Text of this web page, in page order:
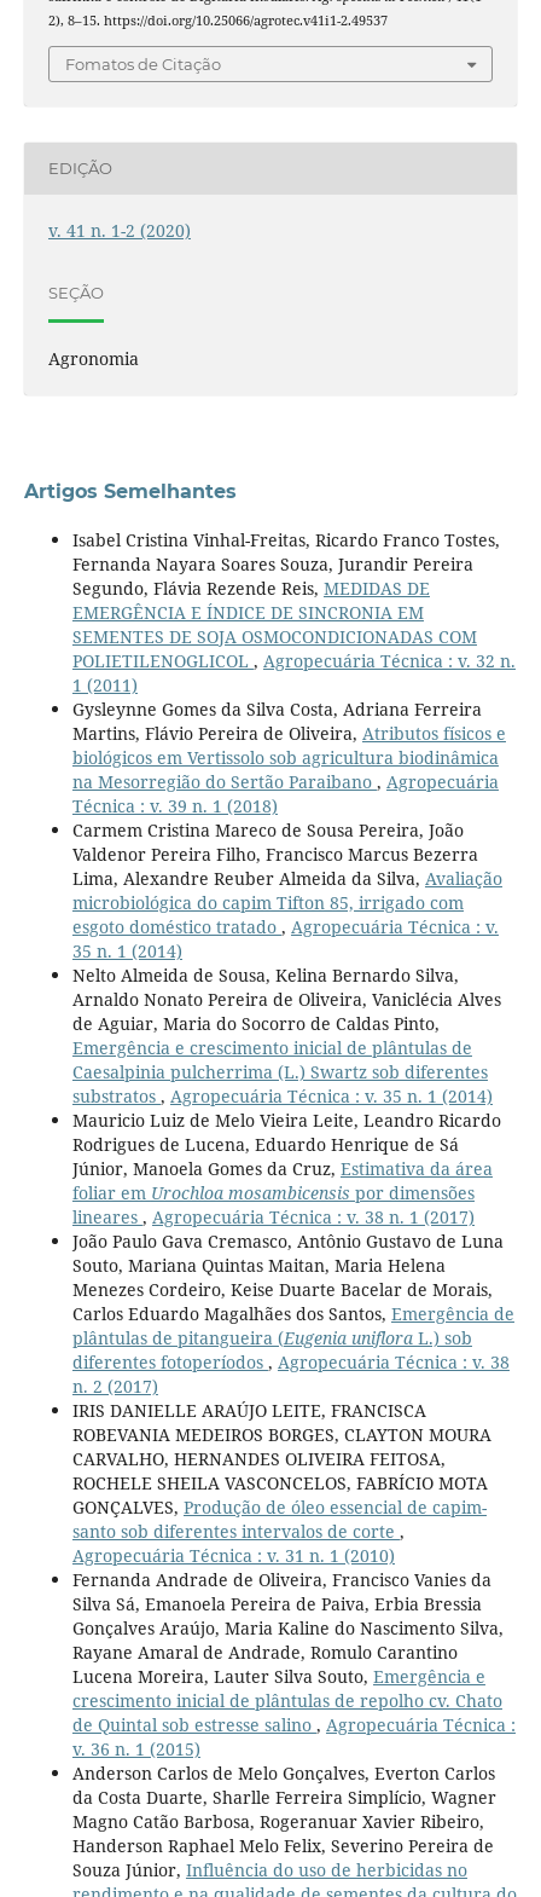
2), 8–15. https://doi.org/10.25066/agrotec.v41i1-2.49537
Fomatos de Citação
EDIÇÃO
v. 41 n. 1-2 (2020)
SEÇÃO
Agronomia
Artigos Semelhantes
Isabel Cristina Vinhal-Freitas, Ricardo Franco Tostes,
Fernanda Nayara Soares Souza, Jurandir Pereira
Segundo, Flávia Rezende Reis, MEDIDAS DE
EMERGÊNCIA E ÍNDICE DE SINCRONIA EM
SEMENTES DE SOJA OSMOCONDICIONADAS COM
POLIETILENOGLICOL , Agropecuária Técnica : v. 32 n.
1 (2011)
Gysleynne Gomes da Silva Costa, Adriana Ferreira
Martins, Flávio Pereira de Oliveira, Atributos físicos e
biológicos em Vertissolo sob agricultura biodinâmica
na Mesorregião do Sertão Paraibano , Agropecuária
Técnica : v. 39 n. 1 (2018)
Carmem Cristina Mareco de Sousa Pereira, João
Valdenor Pereira Filho, Francisco Marcus Bezerra
Lima, Alexandre Reuber Almeida da Silva, Avaliação
microbiológica do capim Tifton 85, irrigado com
esgoto doméstico tratado , Agropecuária Técnica : v.
35 n. 1 (2014)
Nelto Almeida de Sousa, Kelina Bernardo Silva,
Arnaldo Nonato Pereira de Oliveira, Vaniclécia Alves
de Aguiar, Maria do Socorro de Caldas Pinto,
Emergência e crescimento inicial de plântulas de
Caesalpinia pulcherrima (L.) Swartz sob diferentes
substratos , Agropecuária Técnica : v. 35 n. 1 (2014)
Mauricio Luiz de Melo Vieira Leite, Leandro Ricardo
Rodrigues de Lucena, Eduardo Henrique de Sá
Júnior, Manoela Gomes da Cruz, Estimativa da área
foliar em Urochloa mosambicensis por dimensões
lineares , Agropecuária Técnica : v. 38 n. 1 (2017)
João Paulo Gava Cremasco, Antônio Gustavo de Luna
Souto, Mariana Quintas Maitan, Maria Helena
Menezes Cordeiro, Keise Duarte Bacelar de Morais,
Carlos Eduardo Magalhães dos Santos, Emergência de
plântulas de pitangueira (Eugenia uniflora L.) sob
diferentes fotoperíodos , Agropecuária Técnica : v. 38
n. 2 (2017)
IRIS DANIELLE ARAÚJO LEITE, FRANCISCA
ROBEVANIA MEDEIROS BORGES, CLAYTON MOURA
CARVALHO, HERNANDES OLIVEIRA FEITOSA,
ROCHELE SHEILA VASCONCELOS, FABRÍCIO MOTA
GONÇALVES, Produção de óleo essencial de capim-
santo sob diferentes intervalos de corte ,
Agropecuária Técnica : v. 31 n. 1 (2010)
Fernanda Andrade de Oliveira, Francisco Vanies da
Silva Sá, Emanoela Pereira de Paiva, Erbia Bressia
Gonçalves Araújo, Maria Kaline do Nascimento Silva,
Rayane Amaral de Andrade, Romulo Carantino
Lucena Moreira, Lauter Silva Souto, Emergência e
crescimento inicial de plântulas de repolho cv. Chato
de Quintal sob estresse salino , Agropecuária Técnica :
v. 36 n. 1 (2015)
Anderson Carlos de Melo Gonçalves, Everton Carlos
da Costa Duarte, Sharlle Ferreira Simplício, Wagner
Magno Catão Barbosa, Rogeranuar Xavier Ribeiro,
Handerson Raphael Melo Felix, Severino Pereira de
Souza Júnior, Influência do uso de herbicidas no